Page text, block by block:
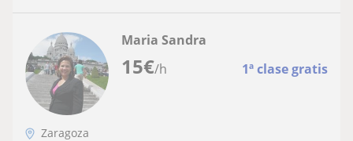
15€/h 1ª clase gratis
Maria Sandra
Zaragoza